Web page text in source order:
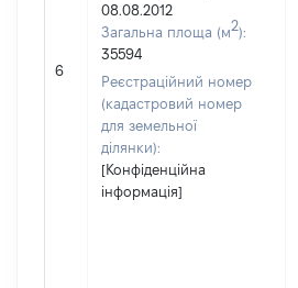
6
08.08.2012
Загальна площа (м2):
35594
Реєстраційний номер
(кадастровий номер
для земельної
ділянки):
[Конфіденційна
інформація]